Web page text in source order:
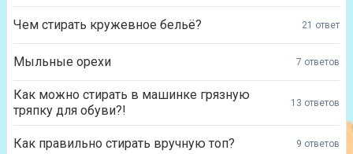
Чем стирать кружевное бельё? 21 ответ
Мыльные орехи 7 ответов
Как можно стирать в машинке грязную
тряпку для обуви?!
13 ответов
Как правильно стирать вручную топ? 9 ответов